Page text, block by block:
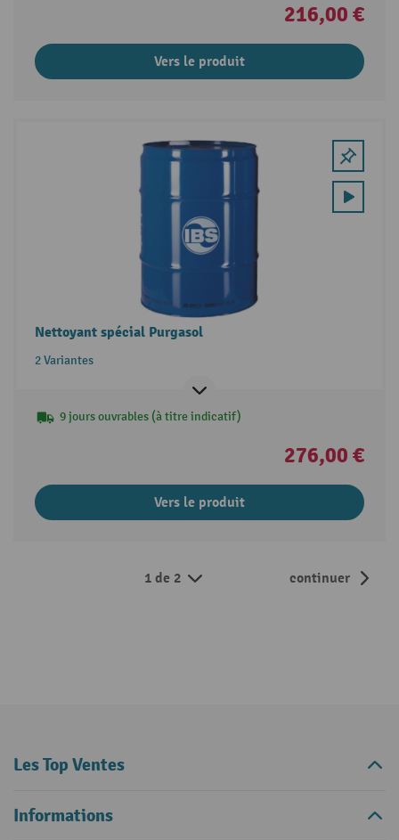
216,00 €
Vers le produit
Nettoyant spécial Purgasol
2 Variantes
9 jours ouvrables (à titre indicatif)
276,00 €
Vers le produit
1 de 2 continuer
Les Top Ventes
Informations